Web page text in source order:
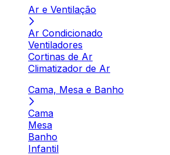
Ar e Ventilação
Ar Condicionado
Ventiladores
Cortinas de Ar
Climatizador de Ar
Cama, Mesa e Banho
Cama
Mesa
Banho
Infantil